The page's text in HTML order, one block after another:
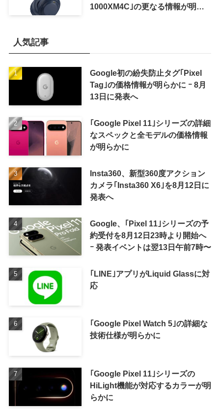
1000XM4C｣の更なる情報が明ら
人気記事
Google初の紛失防止タグ｢Pixel
Tag｣の価格情報が明らかに ｰ 8月
13日に発表へ
｢Google Pixel 11｣シリーズの詳細
なスペックと全モデルの価格情報
が明らかに
Insta360、新型360度アクション
カメラ｢Insta360 X6｣を8月12日に
発表へ
Google、｢Pixel 11｣シリーズの予
約受付を8月12日23時より開始へ
ｰ 発表イベントは翌13日午前7時〜
｢LINE｣アプリがLiquid Glassに対
応
｢Google Pixel Watch 5｣の詳細な
技術仕様が明らかに
｢Google Pixel 11｣シリーズの
HiLight機能が対応するカラーが明
らかに